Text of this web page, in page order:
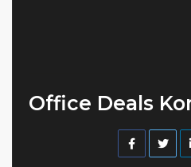
Office Deals